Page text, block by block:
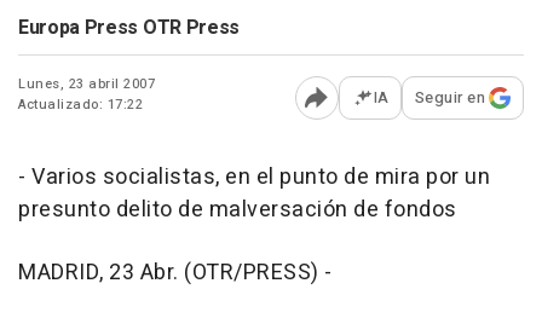
Europa Press OTR Press
Lunes, 23 abril 2007
Actualizado: 17:22
Abrir opciones para
IA Seguir en
- Varios socialistas, en el punto de mira por un
presunto delito de malversación de fondos
MADRID, 23 Abr. (OTR/PRESS) -